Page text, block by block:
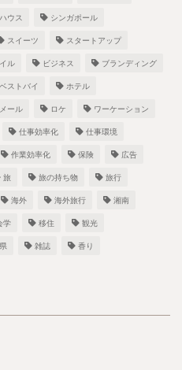
ウス シンガポール
スイーツ スタートアップ
ル ビジネス ブランディング
ベストバイ ホテル
メール ロケ ワーケーション
仕事効率化 仕事環境
作業効率化 保険 広告
旅 旅の持ち物 旅行
海外 海外旅行 湘南
学 移住 観光
雑誌 香り